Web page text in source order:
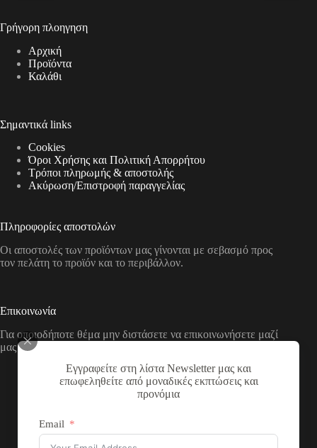
Εγγραφείτε στη λίστα Newsletter μας και
επωφεληθείτε από μοναδικές εκπτώσεις και
προνόμια
Email
Γρήγορη πλοηγηση
Αρχική
Προϊόντα
Καλάθι
Σημαντικά links
Cookies
Όροι Χρήσης και Πολιτική Απορρήτου
Τρόποι πληρωμής & αποστολής
Aκύρωση/Επιστροφή παραγγελίας
Πληροφορίες αποστολών
Οι αποστολές των προϊόντων μας γίνονται με σεβασμό προς
τον πελάτη το προϊόν και το περιβάλλον.
Επικοινωνία
Για οποιοδήποτε θέμα μην διστάσετε να επικοινωνήσετε μαζί
μας με τους παρακάτω τρόπους
Διεύθυνση:
Νικολάου Χάσου 19, ΤΚ 53100, Φλώρινα,
Τηλέφωνο:
+30 2385 503290